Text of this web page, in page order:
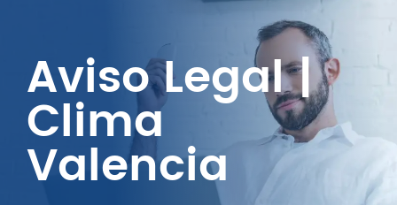
Servicios
Instalaciones
Servicio Técnico
Catálogo
Marcas
Daikin
Aviso Legal |
Clima
Valencia